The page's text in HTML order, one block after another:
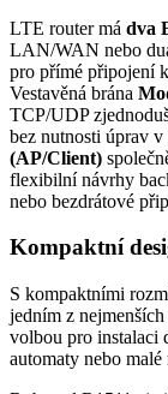
LTE routermá dva
LAN/WAN nebo
pro přímé připojení
Vestavěná brána
TCP/UDP
bez nutnosti úprav
(AP/Client)
flexibilní návrhy
nebo bezdrátové
Kompaktní
S kompaktními
jedním z
volbou pro instalaci
automaty nebo malé